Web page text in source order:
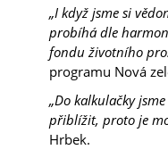
„I když jsme si
probíhá dle
fondu životního
programu Nová
„Do kalkulačky
přiblížit, proto je
Hrbek.